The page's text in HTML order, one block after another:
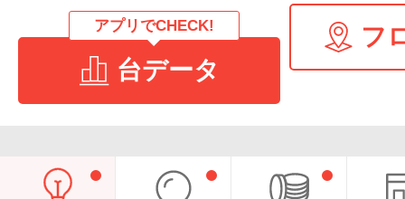
アプリでCHECK!
台データ
フ